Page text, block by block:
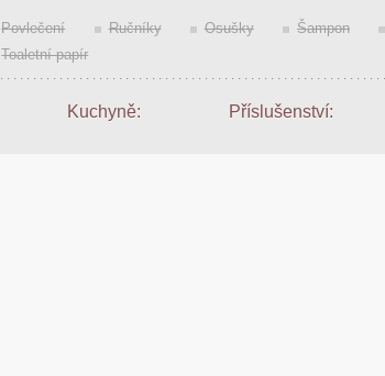
Povlečení Ručníky Osušky Šampon
Toaletní papír
Kuchyně: Příslušenství: